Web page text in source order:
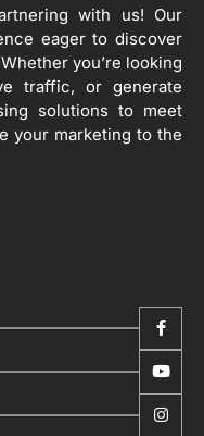
ਈ.ਐੱਫ. ਡਿਜੀਟਾਈਜ਼ੇਸ਼ਨ
ਮੁਕੰਮਲ: ਜ਼ਿਲ੍ਹਾ ਚੋਣ
with us! Our
eager to discover
you’re looking
traffic, or generate
solutions to meet
your marketing to the